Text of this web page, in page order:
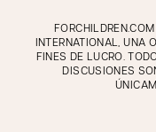
INTERNATIONAL, UNA
FINES DE LUCRO.
DISCUSIONES